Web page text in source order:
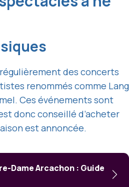
des concerts
renommés comme Lang
Ces événements sont
donc conseillé d’acheter
est annoncée.
Dame Arcachon : Guide